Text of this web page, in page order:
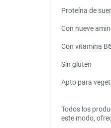
Proteína de
Con nueve
Con vitamina
Sin gluten
Apto para
Todos los
este modo,